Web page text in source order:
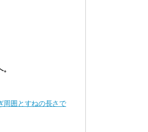
周囲とすねの長さで